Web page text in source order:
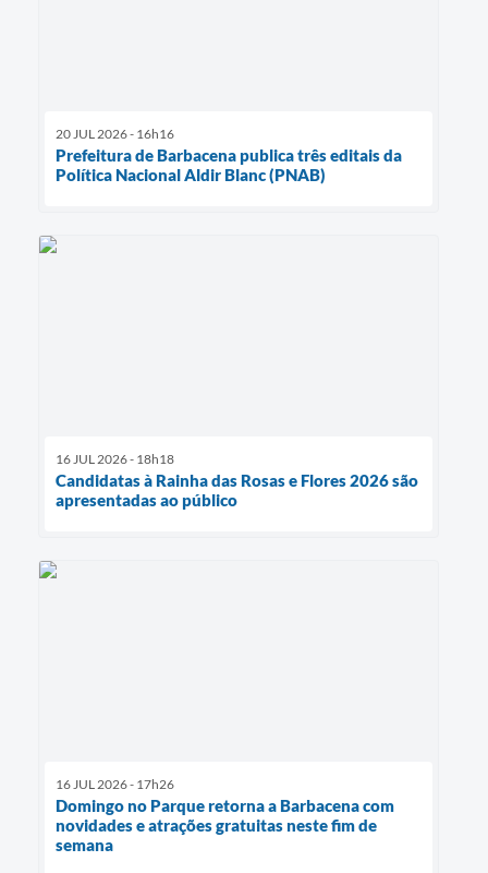
20 JUL 2026 - 16h16
Prefeitura de Barbacena publica três editais da
Política Nacional Aldir Blanc (PNAB)
16 JUL 2026 - 18h18
Candidatas à Rainha das Rosas e Flores 2026 são
apresentadas ao público
16 JUL 2026 - 17h26
Domingo no Parque retorna a Barbacena com
novidades e atrações gratuitas neste fim de
semana